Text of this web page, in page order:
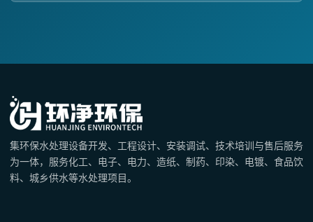
集环保水处理设备开发、工程设计、安装调试、技术培训与售后服务
为一体，服务化工、电子、电力、造纸、制药、印染、电镀、食品饮
料、城乡供水等水处理项目。